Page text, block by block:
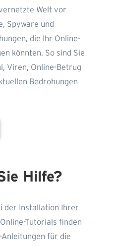
Welt vor
Spyware und
die Ihr Online-
könnten. So sind Sie
Viren, Online-Betrug
Bedrohungen
Hilfe?
der Installation Ihrer
Tutorials finden
für die